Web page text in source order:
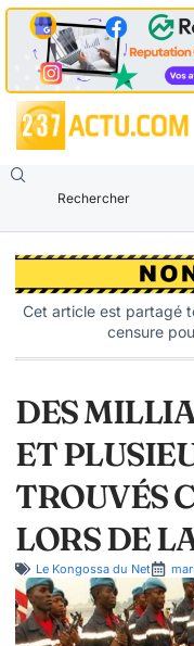
Cet article est partagé
censure
DES
ET
TROUVÉS
LORS DE
Le Kongossa du Net